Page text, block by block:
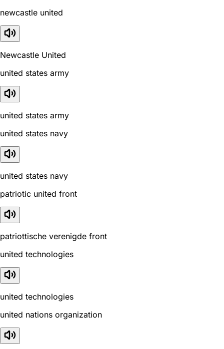
newcastle united
Newcastle United
united states army
united states army
united states navy
united states navy
patriotic united front
patriottische verenigde front
united technologies
united technologies
united nations organization